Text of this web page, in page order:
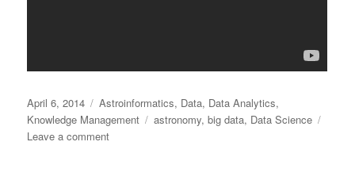
Posted
on
April 6, 2014 Categories
Astroinformatics, Data, Data Analytics,
Knowledge Management
Tags
astronomy,big data, Data Science
Leave a commenton